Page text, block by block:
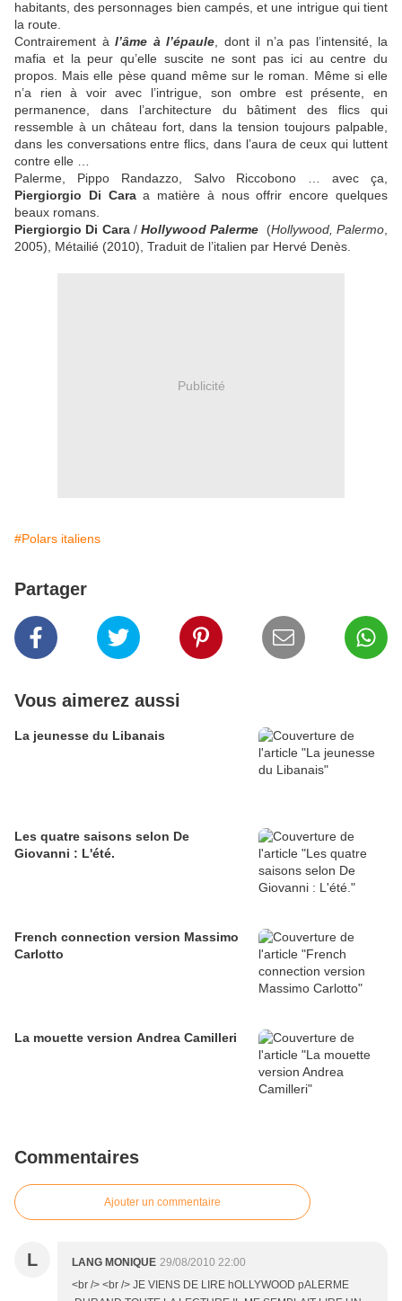
habitants, des personnages bien campés, et une intrigue qui tient
la route.
Contrairement à l’âme à l’épaule , dont il n’a pas l’intensité, la
mafia et la peur qu’elle suscite ne sont pas ici au centre du
propos. Mais elle pèse quand même sur le roman. Même si elle
n’a rien à voir avec l’intrigue, son ombre est présente, en
permanence, dans l’architecture du bâtiment des flics qui
ressemble à un château fort, dans la tension toujours palpable,
dans les conversations entre flics, dans l’aura de ceux qui luttent
contre elle …
Palerme, Pippo Randazzo, Salvo Riccobono … avec ça,
Piergiorgio Di Caraa matière à nous offrir encore quelques
beaux romans.
Piergiorgio Di Cara / Hollywood Palerme (Hollywood, Palermo
2005), Métailié (2010), Traduit de l’italien par Hervé Denès.
Publicité
#Polars italiens
Partager
Vous aimerez aussi
La jeunesse du Libanais
Les quatre saisons selon De
Giovanni : L'été.
French connection version Massimo
Carlotto
La mouette version Andrea Camilleri
Commentaires
Ajouter un commentaire
L LANG MONIQUE 29/08/2010 22:00
<br /> <br /> JE VIENS DE LIRE hOLLYWOOD pALERME